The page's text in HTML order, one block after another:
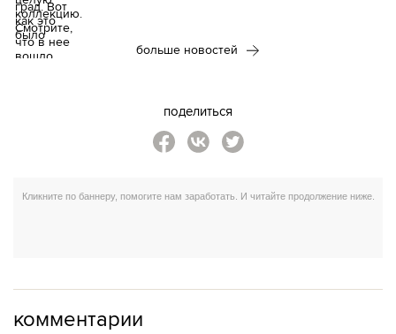
больше новостей
поделиться
комментарии